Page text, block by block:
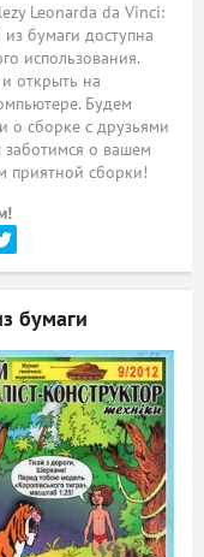
Leonarda da Vinci:
бумаги доступна
использования.
открыть на
Будем
о сборке с друзьями
заботимся о вашем
приятной сборки!
бумаги